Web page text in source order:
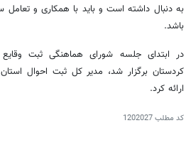
به دنبال داشته است و باید با همکاری و تعامل
باشد.
در ابتدای جلسه شورای هماهنگی ثبت وقایع
کردستان برگزار شد، مدیر کل ثبت احوال
ارائه کرد.
کد مطلب1202027